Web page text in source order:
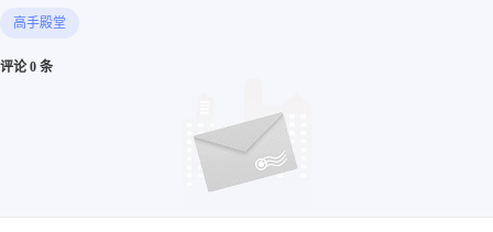
高手殿堂
评论 0 条